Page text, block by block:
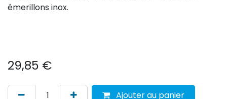
émerillons inox.
29,85 €
Ajouter au panier